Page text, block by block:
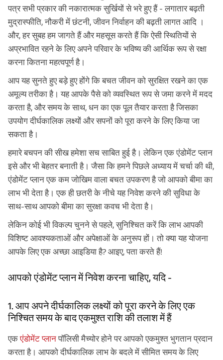
पत्र सभी प्रकार की नकारात्मक सुर्खियों से भरे हुए हैं - लगातार बढ़ती
मुद्रास्फीति, नौकरी में छंटनी, जीवन निर्वाहन की बढ़ती लागत आदि ।
और, हर सुबह हम जागते हैं और महसूस करते हैं कि ऐसी स्थितियों से
अप्रभावित रहने के लिए अपने परिवार के भविष्य की आर्थिक रूप से रक्षा
करना कितना महत्वपूर्ण है।
आप यह सुनते हुए बड़े हुए होंगे कि बचत जीवन को सुरक्षित रखने का एक
अमूल्य तरीका है। यह आपके पैसे को व्यवस्थित रूप से जमा करने में मदद
करता है, और समय के साथ, धन का एक पूल तैयार करता है जिसका
उपयोग दीर्घकालिक लक्ष्यों और सपनों को पूरा करने के लिए किया जा
सकता है।
हमारे बचपन की सीख हमेशा सच साबित हुई है। लेकिन एक एंडोमेंट प्लान
इसे और भी बेहतर बनाती है। जैसा कि हमने पिछले अध्याय में चर्चा की थी,
एंडोमेंट प्लान एक कम जोखिम वाला बचत उपकरण है जो आपको बीमा का
लाभ भी देता है। एक ही छतरी के नीचे यह निवेश करने की सुविधा के
साथ-साथ आपको बीमा का सुरक्षा कवच भी देता है।
लेकिन कोई भी विकल्प चुनने से पहले, सुनिश्चित करें कि लाभ आपकी
विशिष्ट आवश्यकताओं और अपेक्षाओं के अनुरूप हों। तो क्या यह योजना
आपके लिए एक अच्छा आइडिया है? आइए, पता करते हैं!
आपको एंडोमेंट प्लान में निवेश करना चाहिए, यदि -
1. आप अपने दीर्घकालिक लक्ष्यों को पूरा करने के लिए एक
निश्चित समय के बाद एकमुश्त राशि की तलाश में हैं
एकएंडोमेंट प्लानपॉलिसी मैच्योर होने पर आपको एकमुश्त भुगतान प्रदान
करता है। आपको दीर्घकालिक लाभ के बदले में सीमित समय के लिए